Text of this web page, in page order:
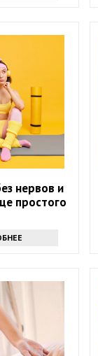
нервов и
простого